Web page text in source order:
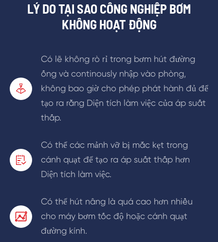
LÝ DO TẠI SAO CÔNG NGHIỆP BƠM
KHÔNG HOẠT ĐỘNG

Có lẽ không rò rỉ trong bơm hút đường
ống và continously nhập vào phòng,
không bao giờ cho phép phát hành đủ để
tạo ra rằng Diện tích làm việc của áp suất
thấp.

Có thể các mảnh vỡ bị mắc kẹt trong
cánh quạt để tạo ra áp suất thấp hơn
Diện tích làm việc.

Có thể hút nâng là quá cao hơn nhiều
cho máy bơm tốc độ hoặc cánh quạt
đường kính.